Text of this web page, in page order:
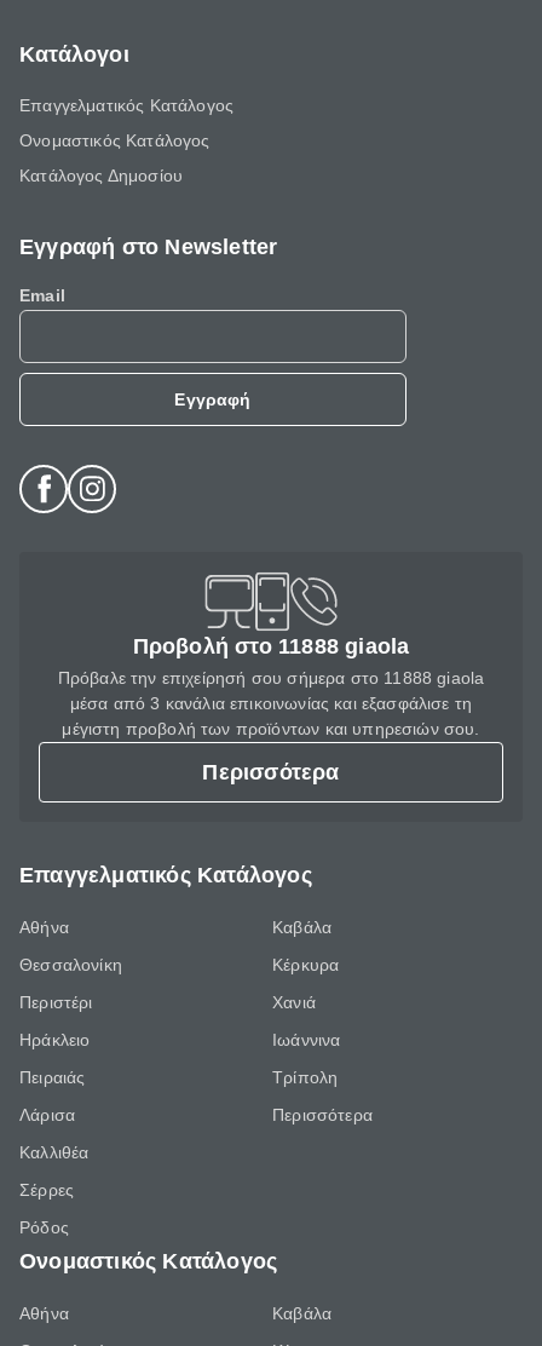
Κατάλογοι
Επαγγελματικός Κατάλογος
Ονομαστικός Κατάλογος
Κατάλογος Δημοσίου
Εγγραφή στο Newsletter
Email
Εγγραφή
Προβολή στο 11888 giaola
Πρόβαλε την επιχείρησή σου σήμερα στο 11888 giaola
μέσα από 3 κανάλια επικοινωνίας και εξασφάλισε τη
μέγιστη προβολή των προϊόντων και υπηρεσιών σου.
Περισσότερα
Επαγγελματικός Κατάλογος
Αθήνα
Θεσσαλονίκη
Περιστέρι
Ηράκλειο
Πειραιάς
Λάρισα
Καλλιθέα
Σέρρες
Ρόδος
Καβάλα
Κέρκυρα
Χανιά
Ιωάννινα
Τρίπολη
Περισσότερα
Ονομαστικός Κατάλογος
Αθήνα
Καβάλα